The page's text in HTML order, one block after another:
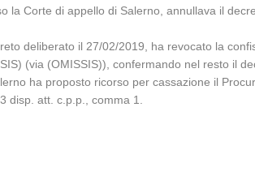
Corte di appello di Salerno, annullava il
deliberato il 27/02/2019, ha revocato la
(via (OMISSIS)), confermando nel resto il
ha proposto ricorso per cassazione il
disp. att. c.p.p., comma 1.